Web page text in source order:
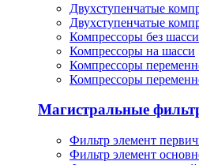
Двухступенчатые
Двухступенчатые
Компрессоры без шасси
Компрессоры на шасси
Компрессоры
Компрессоры
Магистральные
Фильтр элемент
Фильтр элемент